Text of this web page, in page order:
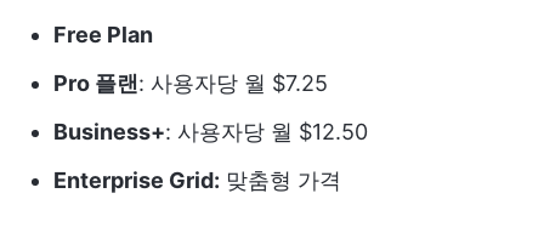
Free Plan
Pro 플랜 : 사용자당 월 $7.25
Business+: 사용자당 월 $12.50
Enterprise Grid: 맞춤형 가격